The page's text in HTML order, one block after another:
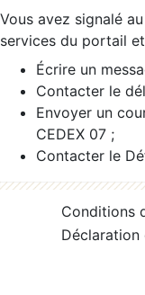
Vous avez signalé
services du portail
Écrire un
Contacter le
Envoyer un
CEDEX 07 ;
Contacter le
Conditions